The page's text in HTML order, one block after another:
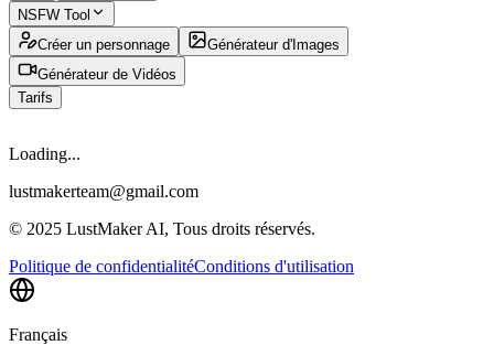
NSFW Tool
Créer un personnage
Générateur d'Images
Générateur de Vidéos
Tarifs
Loading...
lustmakerteam@gmail.com
© 2025 LustMaker AI, Tous droits réservés.
Politique de confidentialitéConditions d'utilisation
Français